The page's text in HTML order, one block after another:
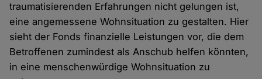
traumatisierenden Erfahrungen nicht gelungen ist,
eine angemessene Wohnsituation zu gestalten. Hier
sieht der Fonds finanzielle Leistungen vor, die dem
Betroffenen zumindest als Anschub helfen könnten,
in eine menschenwürdige Wohnsituation zu